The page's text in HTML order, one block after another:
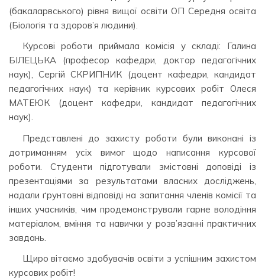
(бакаларвського) рівня вищої освіти ОП Середня освіта
(Біологія та здоров’я людини).
Курсові роботи приймала комісія у складі: Галина
БІЛЕЦЬКА (професор кафедри, доктор педагогічних
наук), Сергій СКРИПНИК (доцент кафедри, кандидат
педагогічних наук) та керівник курсових робіт Олеся
МАТЕЮК (доцент кафедри, кандидат педагогічних
наук).
Представлені до захисту роботи були виконані із
дотриманням усіх вимог щодо написання курсової
роботи. Студенти підготували змістовні доповіді із
презентаціями за результатами власних досліджень,
надали ґрунтовні відповіді на запитання членів комісії та
інших учасників, чим продемонстрували гарне володіння
матеріалом, вміння та навички у розв’язанні практичних
завдань.
Щиро вітаємо здобувачів освіти з успішним захистом
курсових робіт!